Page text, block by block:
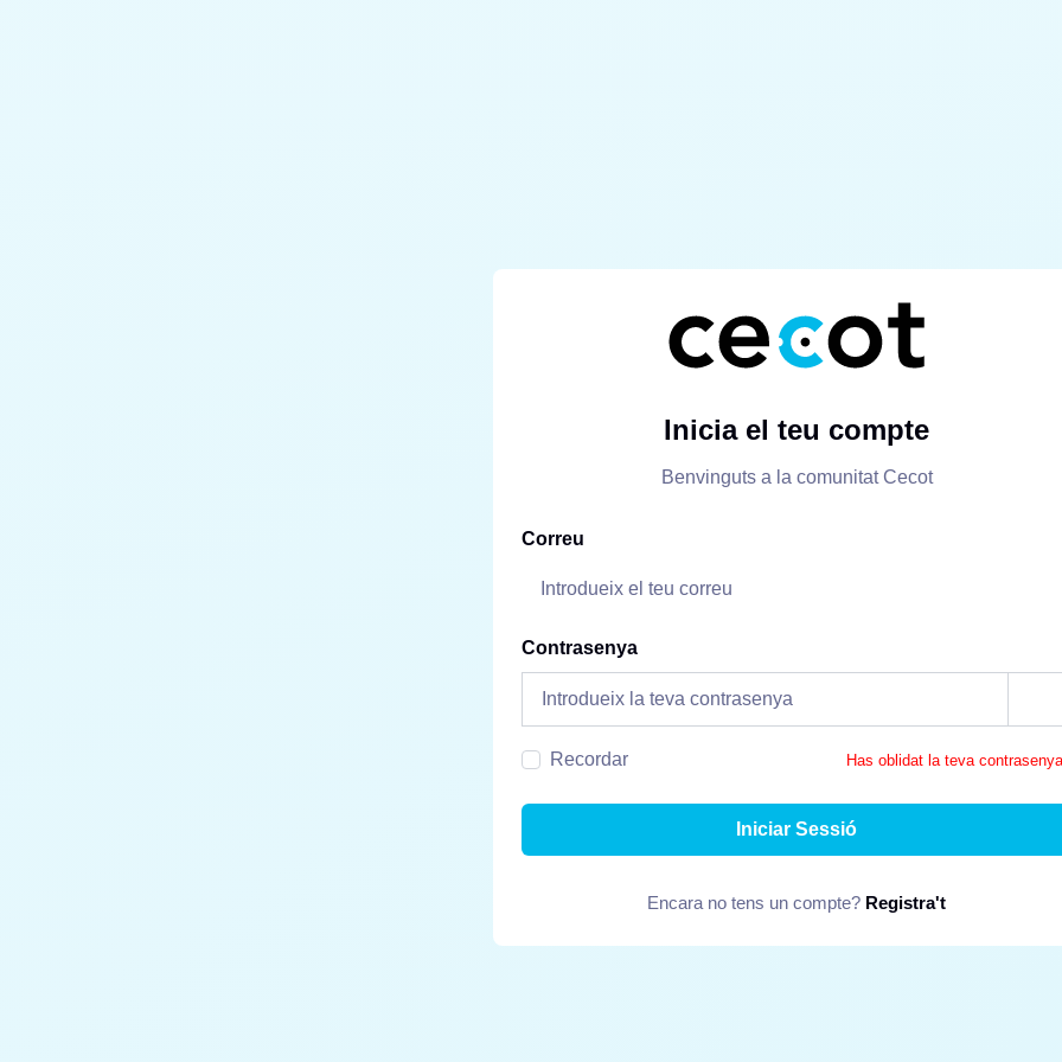
Inicia el teu compte
Benvinguts a la comunitat Cecot
Correu
Contrasenya
Recordar Has oblidat la teva
Iniciar Sessió
Encara no tens un compte? Registra't